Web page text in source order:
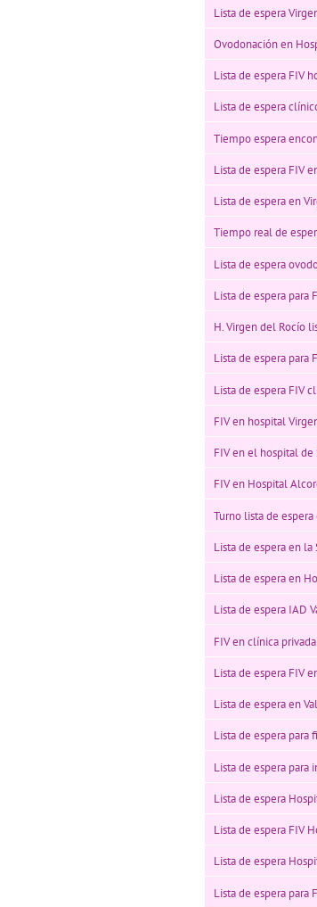
Lista de espera
Ovodonación en
Lista de espera FIV
Lista de espera
Tiempo espera
Lista de espera FIV
Lista de espera en
Tiempo real de
Lista de espera
Lista de espera para
H. Virgen del Rocío
Lista de espera para
Lista de espera FIV
FIV en hospital
FIV en el hospital de
FIV en Hospital
Turno lista de
Lista de espera en
Lista de espera en
Lista de espera IAD
FIV en clínica
Lista de espera FIV
Lista de espera en
Lista de espera para
Lista de espera para
Lista de espera
Lista de espera FIV
Lista de espera
Lista de espera para